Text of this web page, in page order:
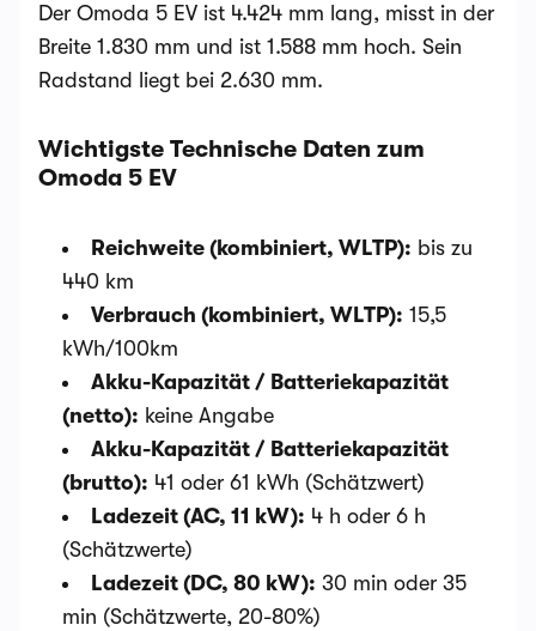
Der Omoda 5 EV ist 4.424 mm lang, misst in der
Breite 1.830 mm und ist 1.588 mm hoch. Sein
Radstand liegt bei 2.630 mm.
Wichtigste Technische Daten zum
Omoda 5 EV
Reichweite (kombiniert, WLTP): bis zu
440 km
Verbrauch (kombiniert, WLTP): 15,5
kWh/100km
Akku-Kapazität / Batteriekapazität
(netto): keine Angabe
Akku-Kapazität / Batteriekapazität
(brutto): 41 oder 61 kWh (Schätzwert)
Ladezeit (AC, 11 kW): 4 h oder 6 h
(Schätzwerte)
Ladezeit (DC, 80 kW): 30 min oder 35
min (Schätzwerte, 20-80%)